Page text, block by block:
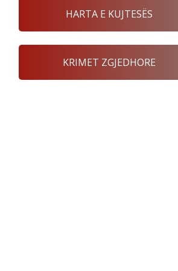
HARTA E KUJTESËS
KRIMET ZGJEDHORE